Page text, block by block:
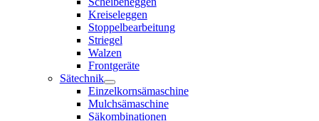
Kreiseleggen
Stoppelbearbeitung
Striegel
Walzen
Frontgeräte
Sätechnik
Einzelkornsämaschine
Mulchsämaschine
Säkombinationen